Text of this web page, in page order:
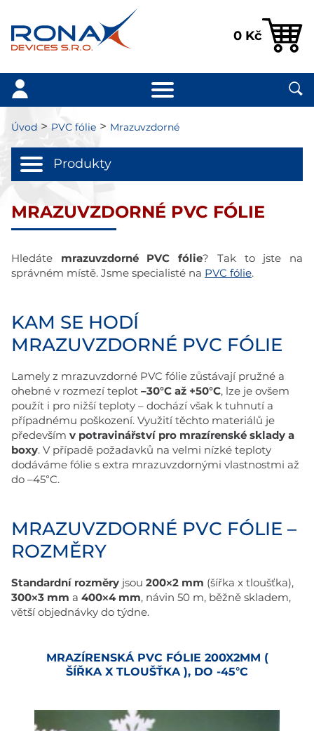
0 Kč
Úvod > PVC fólie > Mrazuvzdorné
Produkty
MRAZUVZDORNÉ PVC FÓLIE
Hledáte mrazuvzdorné PVC fólie? Tak to jste na
správném místě. Jsme specialisté na PVC fólie.
KAM SE HODÍ
MRAZUVZDORNÉ PVC FÓLIE
Lamely z mrazuvzdorné PVC fólie zůstávají pružné a
ohebné v rozmezí teplot –30°C až +50°C, lze je ovšem
použít i pro nižší teploty – dochází však k tuhnutí a
případnému poškození. Využití těchto materiálů je
především v potravinářství pro mrazírenské sklady a
boxy. V případě požadavků na velmi nízké teploty
dodáváme fólie s extra mrazuvzdornými vlastnostmi až
do –45°C.
MRAZUVZDORNÉ PVC FÓLIE –
ROZMĚRY
Standardní rozměry jsou 200×2 mm (šířka x tloušťka),
300×3 mm a 400×4 mm, návin 50 m, běžně skladem,
větší objednávky do týdne.
MRAZÍRENSKÁ PVC FÓLIE 200X2MM (
ŠÍŘKA X TLOUŠŤKA ), DO -45°C